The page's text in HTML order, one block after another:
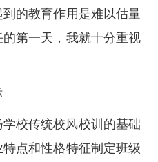
的教育作用是难以估量
第一天，我就十分重视
校传统校风校训的基础
点和性格特征制定班级